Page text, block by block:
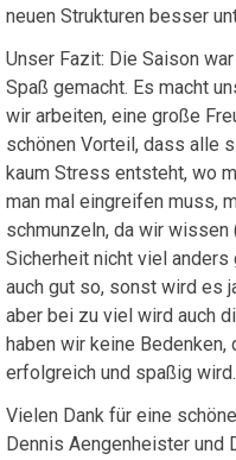
neuen Strukturen besser
Unser Fazit: Die Saison
Spaß gemacht. Es macht
wir arbeiten, eine große
schönen Vorteil, dass alle
kaum Stress entsteht, wo
man mal eingreifen muss,
schmunzeln, da wir
Sicherheit nicht viel
auch gut so, sonst wird es
aber bei zu viel wird auch
haben wir keine
erfolgreich und spaßig wird.
Vielen Dank für eine
Dennis Aengenheister und